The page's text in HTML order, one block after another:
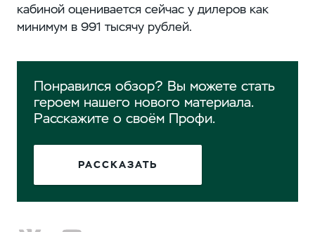
кабиной оценивается сейчас у дилеров как
минимум в 991 тысячу рублей.
Понравился обзор? Вы можете стать
героем нашего нового материала.
Расскажите о своём Профи.
РАССКАЗАТЬ